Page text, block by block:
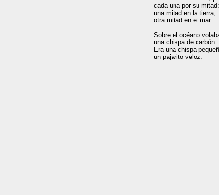
cada una por su mitad:
una mitad en la tierra,
otra mitad en el mar.
Sobre el océano
una chispa de carbón.
Era una chispa